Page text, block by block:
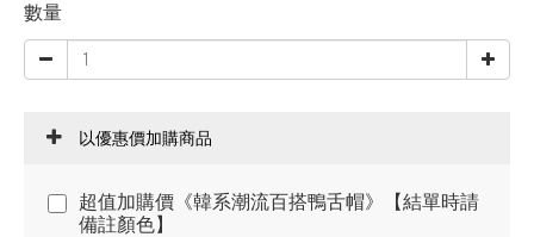
數量
以優惠價加購商品
超值加購價《韓系潮流百搭鴨舌帽》【結單時請
備註顏色】